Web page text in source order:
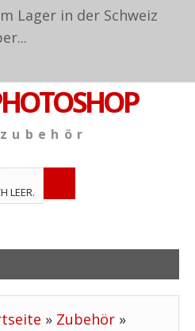
Lager in der Schweiz
u b e h ö r
LEER.
» Zubehör »